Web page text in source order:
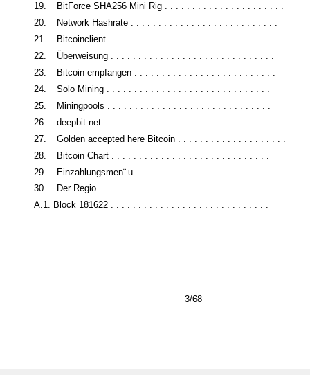
19.
BitForce SHA256 Mini Rig . . . . . . . . . . . . . . . . . . . . . .
20.
Network Hashrate . . . . . . . . . . . . . . . . . . . . . . . . . . .
21.
Bitcoinclient . . . . . . . . . . . . . . . . . . . . . . . . . . . . . .
22.
¨
Uberweisung . . . . . . . . . . . . . . . . . . . . . . . . . . . . . .
23.
Bitcoin empfangen . . . . . . . . . . . . . . . . . . . . . . . . . .
24.
Solo Mining . . . . . . . . . . . . . . . . . . . . . . . . . . . . . .
25.
Miningpools . . . . . . . . . . . . . . . . . . . . . . . . . . . . . .
26.
deepbit.net
27.
Golden accepted here Bitcoin . . . . . . . . . . . . . . . . . . . .
28.
Bitcoin Chart . . . . . . . . . . . . . . . . . . . . . . . . . . . . .
29.
Einzahlungsmen¨ u . . . . . . . . . . . . . . . . . . . . . . . . . . .
30.
Der Regio . . . . . . . . . . . . . . . . . . . . . . . . . . . . . . .
A.1. Block 181622 . . . . . . . . . . . . . . . . . . . . . . . . . . . . .
3/68